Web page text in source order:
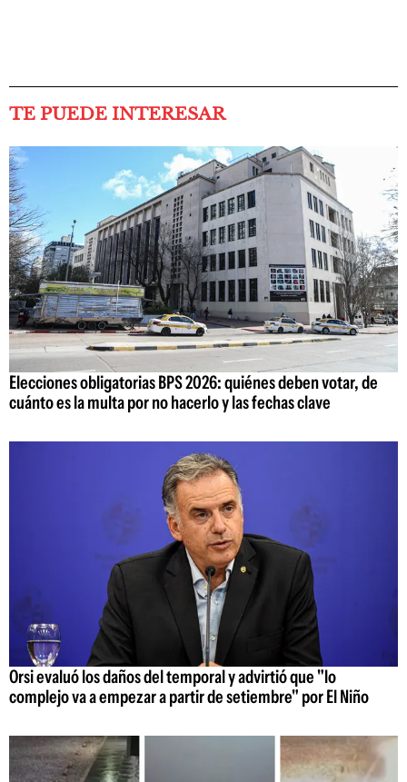
TE PUEDE INTERESAR
Elecciones obligatorias BPS 2026: quiénes deben votar, de
cuánto es la multa por no hacerlo y las fechas clave
Orsi evaluó los daños del temporal y advirtió que "lo
complejo va a empezar a partir de setiembre" por El Niño